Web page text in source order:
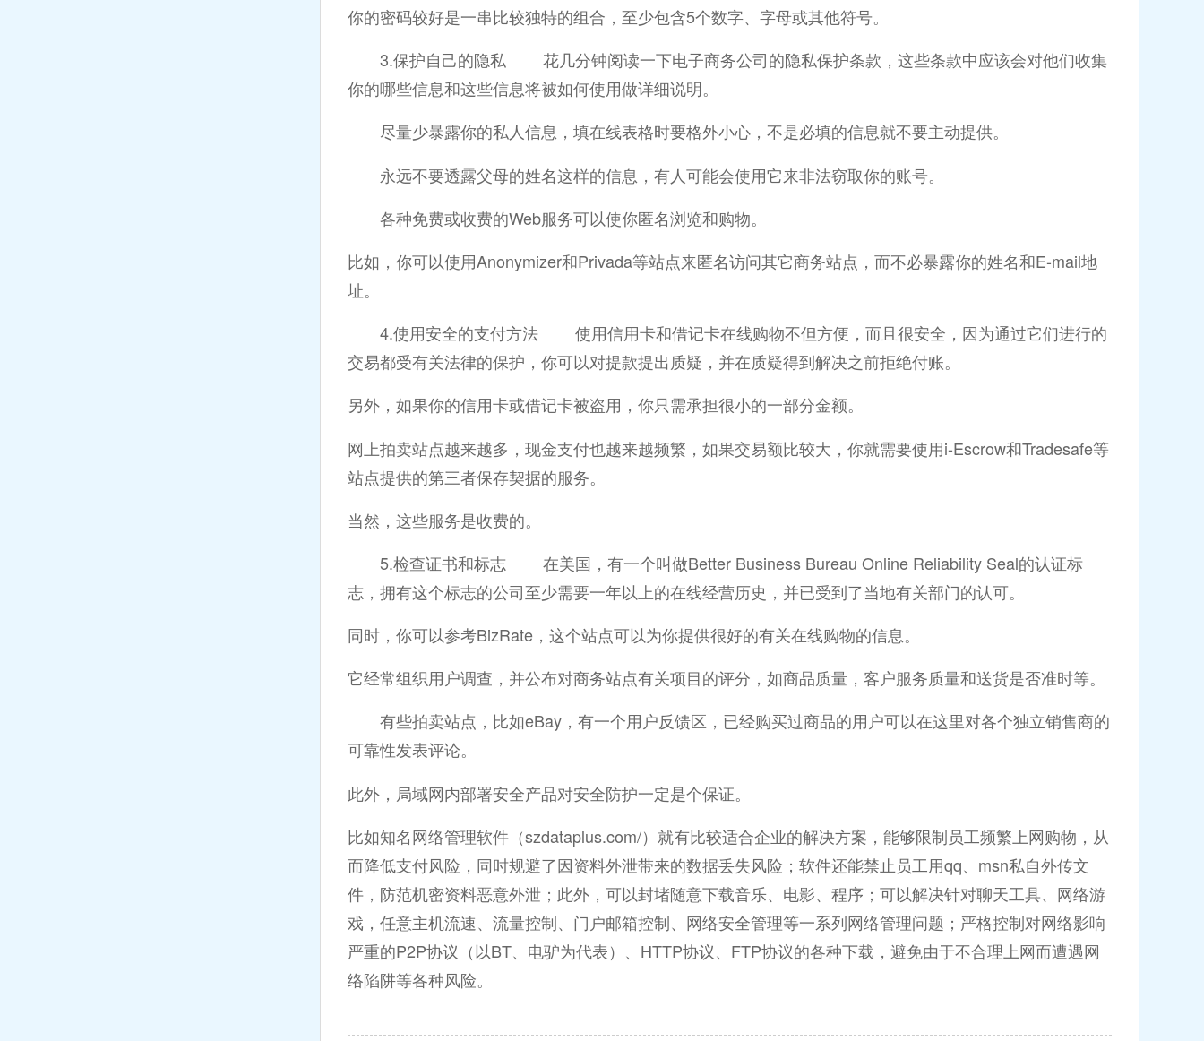
你的密码较好是一串比较独特的组合，至少包含5个数字、字母或其他符号。
3.保护自己的隐私 花几分钟阅读一下电子商务公司的隐私保护条款，这些条款中应该会对他们收集
你的哪些信息和这些信息将被如何使用做详细说明。
尽量少暴露你的私人信息，填在线表格时要格外小心，不是必填的信息就不要主动提供。
永远不要透露父母的姓名这样的信息，有人可能会使用它来非法窃取你的账号。
各种免费或收费的Web服务可以使你匿名浏览和购物。
比如，你可以使用Anonymizer和Privada等站点来匿名访问其它商务站点，而不必暴露你的姓名和E-mail地
址。
4.使用安全的支付方法 使用信用卡和借记卡在线购物不但方便，而且很安全，因为通过它们进行的
交易都受有关法律的保护，你可以对提款提出质疑，并在质疑得到解决之前拒绝付账。
另外，如果你的信用卡或借记卡被盗用，你只需承担很小的一部分金额。
网上拍卖站点越来越多，现金支付也越来越频繁，如果交易额比较大，你就需要使用i-Escrow和Tradesafe等
站点提供的第三者保存契据的服务。
当然，这些服务是收费的。
5.检查证书和标志 在美国，有一个叫做Better Business Bureau Online Reliability Seal的认证标
志，拥有这个标志的公司至少需要一年以上的在线经营历史，并已受到了当地有关部门的认可。
同时，你可以参考BizRate，这个站点可以为你提供很好的有关在线购物的信息。
它经常组织用户调查，并公布对商务站点有关项目的评分，如商品质量，客户服务质量和送货是否准时等。
有些拍卖站点，比如eBay，有一个用户反馈区，已经购买过商品的用户可以在这里对各个独立销售商的
可靠性发表评论。
此外，局域网内部署安全产品对安全防护一定是个保证。
比如知名网络管理软件（szdataplus.com/）就有比较适合企业的解决方案，能够限制员工频繁上网购物，从
而降低支付风险，同时规避了因资料外泄带来的数据丢失风险；软件还能禁止员工用qq、msn私自外传文
件，防范机密资料恶意外泄；此外，可以封堵随意下载音乐、电影、程序；可以解决针对聊天工具、网络游
戏，任意主机流速、流量控制、门户邮箱控制、网络安全管理等一系列网络管理问题；严格控制对网络影响
严重的P2P协议（以BT、电驴为代表）、HTTP协议、FTP协议的各种下载，避免由于不合理上网而遭遇网
络陷阱等各种风险。